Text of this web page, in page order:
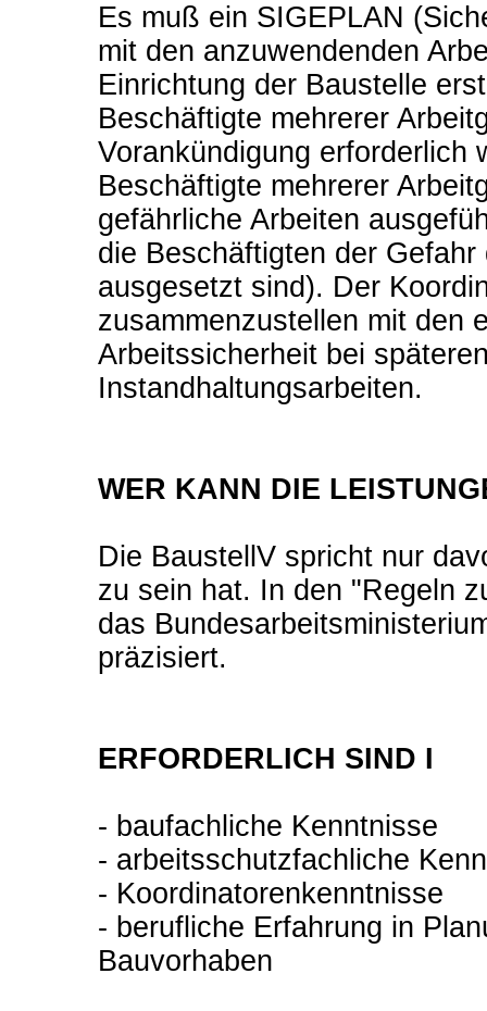
Es muß ein SIGEPLAN
mit den anzuwendenden
Einrichtung der Baustelle
Beschäftigte mehrerer
Vorankündigung erforderlich
Beschäftigte mehrerer
gefährliche Arbeiten
die Beschäftigten der
ausgesetzt sind). Der
zusammenzustellen mit den
Arbeitssicherheit bei
Instandhaltungsarbeiten.
WER KANN DIE
Die BaustellV spricht nur
zu sein hat. In den "Regeln
das
präzisiert.
ERFORDERLICH SIND I
- baufachliche Kenntnisse
- arbeitsschutzfachliche
- Koordinatorenkenntnisse
- berufliche Erfahrung in
Bauvorhaben